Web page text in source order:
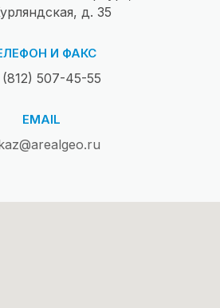
д. 35
И ФАКС
507-45-55
EMAIL